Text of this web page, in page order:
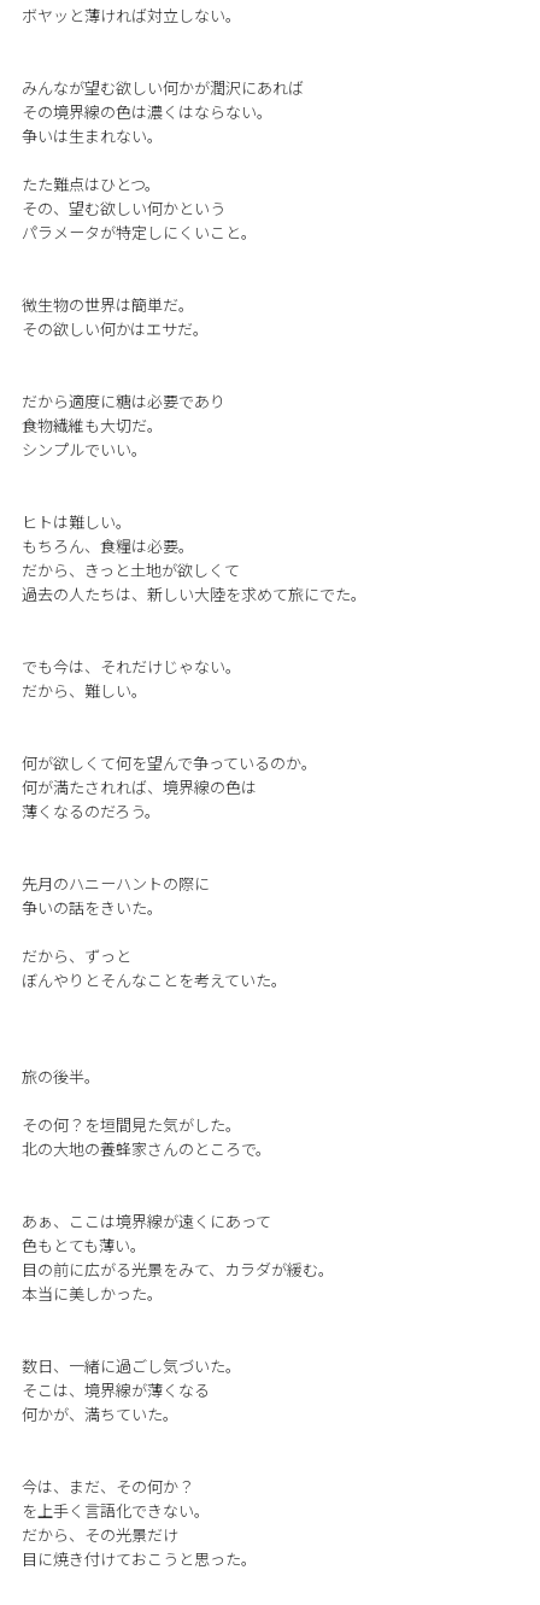
ボヤッと薄ければ対立しない。
みんなが望む欲しい何かが潤沢にあれば
その境界線の色は濃くはならない。
争いは生まれない。
たた難点はひとつ。
その、望む欲しい何かという
パラメータが特定しにくいこと。
微生物の世界は簡単だ。
その欲しい何かはエサだ。
だから適度に糖は必要であり
食物繊維も大切だ。
シンプルでいい。
ヒトは難しい。
もちろん、食糧は必要。
だから、きっと土地が欲しくて
過去の人たちは、新しい大陸を求めて旅にでた。
でも今は、それだけじゃない。
だから、難しい。
何が欲しくて何を望んで争っているのか。
何が満たされれば、境界線の色は
薄くなるのだろう。
先月のハニーハントの際に
争いの話をきいた。
だから、ずっと
ぼんやりとそんなことを考えていた。
旅の後半。
その何？を垣間見た気がした。
北の大地の養蜂家さんのところで。
あぁ、ここは境界線が遠くにあって
色もとても薄い。
目の前に広がる光景をみて、カラダが緩む。
本当に美しかった。
数日、一緒に過ごし気づいた。
そこは、境界線が薄くなる
何かが、満ちていた。
今は、まだ、その何か？
を上手く言語化できない。
だから、その光景だけ
目に焼き付けておこうと思った。